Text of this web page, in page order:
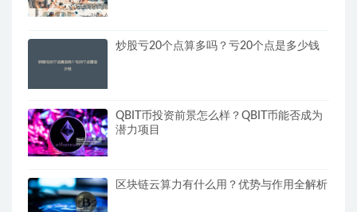
炒股亏20个点算多吗？亏20个点是多少钱
QBIT币投资前景怎么样？QBIT币能否成为
潜力项目
区块链云算力有什么用？优势与作用全解析